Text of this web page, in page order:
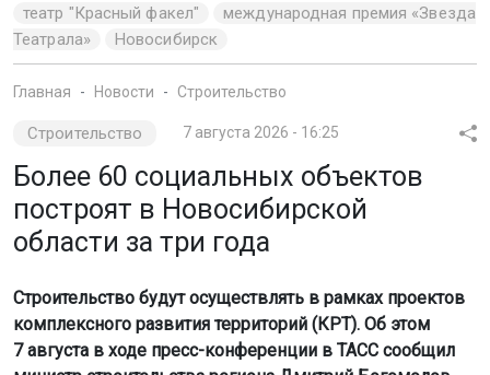
театр "Красный факел"
международная премия «Звезда
Театрала»
Новосибирск
Главная Новости Строительство
Строительство 7 августа 2026 - 16:25
Более 60 социальных объектов
построят в Новосибирской
области за три года
Строительство будут осуществлять в рамках проектов
комплексного развития территорий (КРТ). Об этом
7 августа в ходе пресс-конференции в ТАСС сообщил